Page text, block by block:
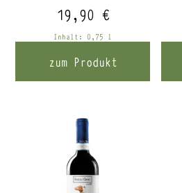
19,90 €
Inhalt: 0,75 l
zum Produkt